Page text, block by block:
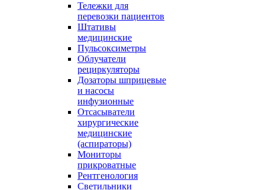
Тележки для
перевозки пациентов
Штативы
медицинские
Пульсоксиметры
Облучатели
рециркуляторы
Дозаторы шприцевые
и насосы
инфузионные
Отсасыватели
хирургические
медицинские
(аспираторы)
Мониторы
прикроватные
Рентгенология
Светильники